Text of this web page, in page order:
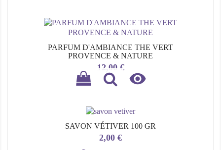
PARFUM D'AMBIANCE THE VERT
PROVENCE & NATURE
Prix
12,00 €

SAVON VÉTIVER 100 GR
Prix
2,00 €